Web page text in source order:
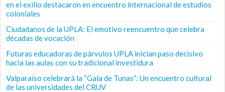
en el exilio destacaron en encuentro internacional de estudios
coloniales
Ciudadanos de la UPLA: El emotivo reencuentro que celebra
décadas de vocación
Futuras educadoras de párvulos UPLA inician paso decisivo
hacia las aulas con su tradicional investidura
Valparaíso celebrará la “Gala de Tunas”: Un encuentro cultural
de las universidades del CRUV